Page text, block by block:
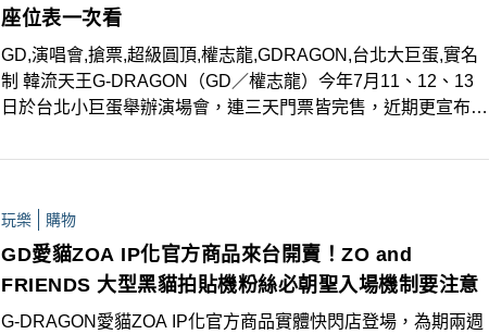
座位表一次看
GD,演唱會,搶票,超級圓頂,權志龍,GDRAGON,台北大巨蛋,實名
制 韓流天王G-DRAGON（GD／權志龍）今年7月11、12、13
日於台北小巨蛋舉辦演場會，連三天門票皆完售，近期更宣布於
價，這次將加入實名抽選制度，粉絲快將登記時程與票價座位表
玩樂 購物
GD愛貓ZOA IP化官方商品來台開賣！ZO and
FRIENDS 大型黑貓拍貼機粉絲必朝聖入場機制要注意
G-DRAGON愛貓ZOA IP化官方商品實體快閃店登場，為期兩週